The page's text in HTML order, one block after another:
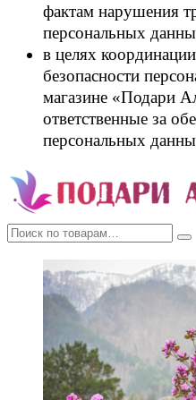
фактам нарушения
персональных
в целях
безопасности
магазине «Подари
ответственные за
персональных
Искать: